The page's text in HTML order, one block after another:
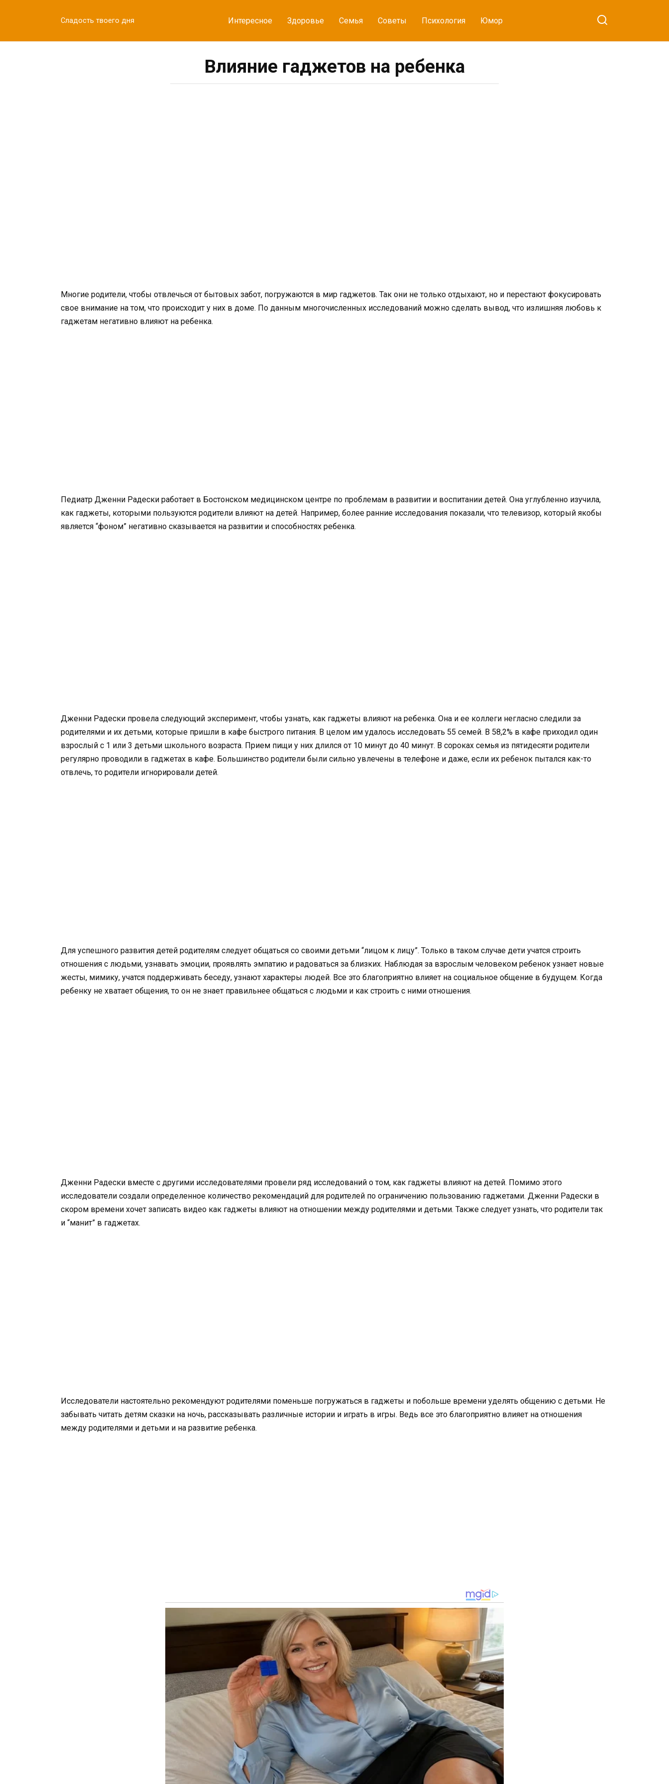
Сладость твоего дня Интересное Здоровье Семья Советы Психология Юмор
Влияние гаджетов на ребенка
Многие родители, чтобы отвлечься от бытовых забот, погружаются в мир гаджетов. Так они не только отдыхают, но и перестают фокусировать
свое внимание на том, что происходит у них в доме. По данным многочисленных исследований можно сделать вывод, что излишняя любовь к
гаджетам негативно влияют на ребенка.
Педиатр Дженни Радески работает в Бостонском медицинском центре по проблемам в развитии и воспитании детей. Она углубленно изучила,
как гаджеты, которыми пользуются родители влияют на детей. Например, более ранние исследования показали, что телевизор, который якобы
является “фоном” негативно сказывается на развитии и способностях ребенка.
Дженни Радески провела следующий эксперимент, чтобы узнать, как гаджеты влияют на ребенка. Она и ее коллеги негласно следили за
родителями и их детьми, которые пришли в кафе быстрого питания. В целом им удалось исследовать 55 семей. В 58,2% в кафе приходил один
взрослый с 1 или 3 детьми школьного возраста. Прием пищи у них длился от 10 минут до 40 минут. В сороках семья из пятидесяти родители
регулярно проводили в гаджетах в кафе. Большинство родители были сильно увлечены в телефоне и даже, если их ребенок пытался как-то
отвлечь, то родители игнорировали детей.
Для успешного развития детей родителям следует общаться со своими детьми “лицом к лицу”. Только в таком случае дети учатся строить
отношения с людьми, узнавать эмоции, проявлять эмпатию и радоваться за близких. Наблюдая за взрослым человеком ребенок узнает новые
жесты, мимику, учатся поддерживать беседу, узнают характеры людей. Все это благоприятно влияет на социальное общение в будущем. Когда
ребенку не хватает общения, то он не знает правильнее общаться с людьми и как строить с ними отношения.
Дженни Радески вместе с другими исследователями провели ряд исследований о том, как гаджеты влияют на детей. Помимо этого
исследователи создали определенное количество рекомендаций для родителей по ограничению пользованию гаджетами. Дженни Радески в
скором времени хочет записать видео как гаджеты влияют на отношении между родителями и детьми. Также следует узнать, что родители так
и “манит” в гаджетах.
Исследователи настоятельно рекомендуют родителями поменьше погружаться в гаджеты и побольше времени уделять общению с детьми. Не
забывать читать детям сказки на ночь, рассказывать различные истории и играть в игры. Ведь все это благоприятно влияет на отношения
между родителями и детьми и на развитие ребенка.